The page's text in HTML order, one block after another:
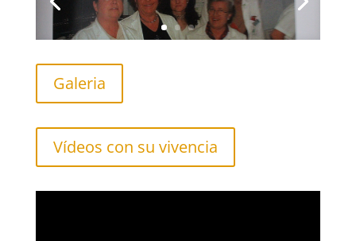
Galeria
Vídeos con su vivencia